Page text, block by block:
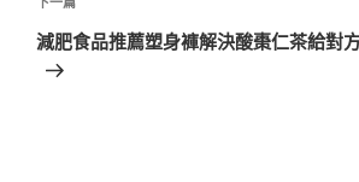
一
篇
減肥食品推薦塑身褲解決酸棗仁茶給對